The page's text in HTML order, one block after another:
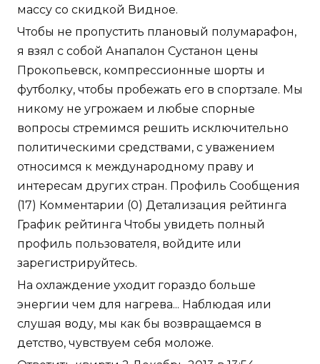
массу со скидкой Видное.
Чтобы не пропустить плановый полумарафон,
я взял с собой Анапалон Сустанон цены
Прокопьевск, компрессионные шорты и
футболку, чтобы пробежать его в спортзале. Мы
никому не угрожаем и любые спорные
вопросы стремимся решить исключительно
политическими средствами, с уважением
относимся к международному праву и
интересам других стран. Профиль Сообщения
(17) Комментарии (0) Детализация рейтинга
График рейтинга Чтобы увидеть полный
профиль пользователя, войдите или
зарегистрируйтесь.
На охлаждение уходит гораздо больше
энергии чем для нагрева... Наблюдая или
слушая воду, мы как бы возвращаемся в
детство, чувствуем себя моложе.